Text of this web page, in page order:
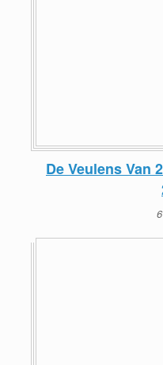
De Veulens Van